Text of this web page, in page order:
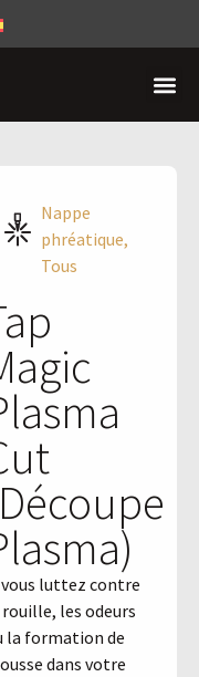
Nappe
phréatique,
Tous
vous luttez contre
les odeurs
la formation de
dans votre